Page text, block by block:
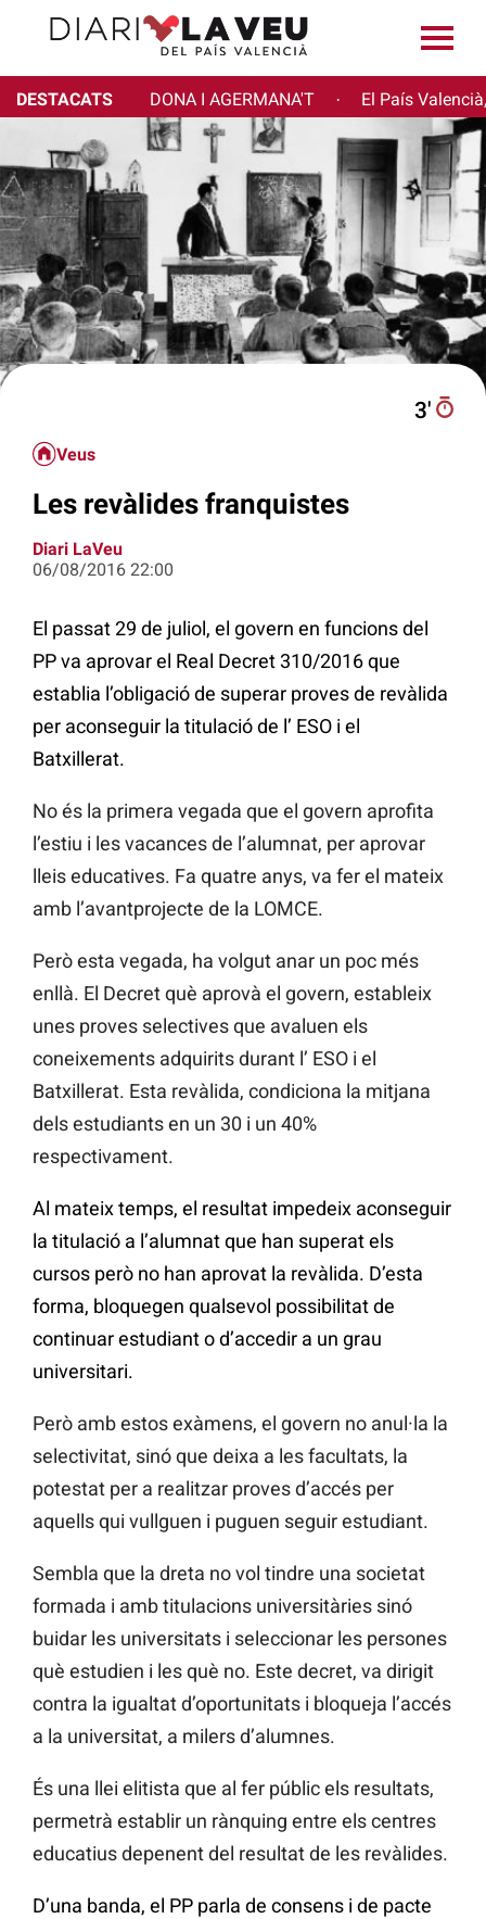
DESTACATS DONA I AGERMANA'T · El País
3′
Veus
Les revàlides franquistes
Diari LaVeu
06/08/2016 22:00
El passat 29 de juliol, el govern en funcions del
PP va aprovar el Real Decret 310/2016 que
establia l’obligació de superar proves de revàlida
per aconseguir la titulació de l’ ESO i el
Batxillerat.
No és la primera vegada que el govern aprofita
l’estiu i les vacances de l’alumnat, per aprovar
lleis educatives. Fa quatre anys, va fer el mateix
amb l’avantprojecte de la LOMCE.
Però esta vegada, ha volgut anar un poc més
enllà. El Decret què aprovà el govern, estableix
unes proves selectives que avaluen els
coneixements adquirits durant l’ ESO i el
Batxillerat. Esta revàlida, condiciona la mitjana
dels estudiants en un 30 i un 40%
respectivament.
Al mateix temps, el resultat impedeix aconseguir
la titulació a l’alumnat que han superat els
cursos però no han aprovat la revàlida. D’esta
forma, bloquegen qualsevol possibilitat de
continuar estudiant o d’accedir a un grau
universitari.
Però amb estos exàmens, el govern no anul·la la
selectivitat, sinó que deixa a les facultats, la
potestat per a realitzar proves d’accés per
aquells qui vullguen i puguen seguir estudiant.
Sembla que la dreta no vol tindre una societat
formada i amb titulacions universitàries sinó
buidar les universitats i seleccionar les persones
què estudien i les què no. Este decret, va dirigit
contra la igualtat d’oportunitats i bloqueja l’accés
a la universitat, a milers d’alumnes.
És una llei elitista que al fer públic els resultats,
permetrà establir un rànquing entre els centres
educatius depenent del resultat de les revàlides.
D’una banda, el PP parla de consens i de pacte